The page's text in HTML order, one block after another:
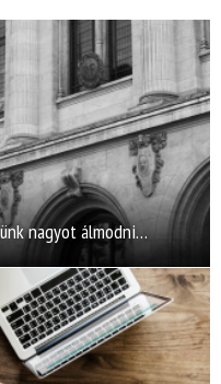
nagyot álmodni…